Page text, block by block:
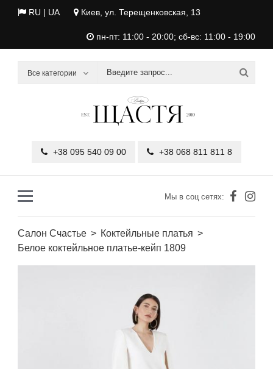
RU | UA Киев, ул. Терещенковская, 13
пн-пт: 11:00 - 20:00; сб-вс: 11:00 - 19:00
Все категории
+38 095 540 09 00 +38 068 811 811 8
Мы в соц сетях:
Салон Счастье
Коктейльные платья
Белое коктейльное платье-кейп 1809